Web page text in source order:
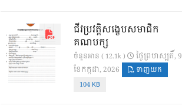
ជីវប្រវត្តិសង្ខេបសមាជិក
គណបក្ស
ចំនួនអាន ( 12.1k )
ថ្ងៃ​ព្រហស្បតិ៍, 9
ខែ​កក្កដា, 2026
ទាញយក
104 KB